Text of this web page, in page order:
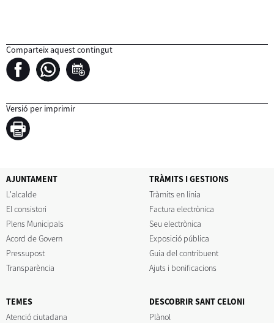
Comparteix aquest contingut
Versió per imprimir
AJUNTAMENT
L'alcalde
El consistori
Plens Municipals
Acord de Govern
Pressupost
Transparència
TRÀMITS I GESTIONS
Tràmits en línia
Factura electrònica
Seu electrònica
Exposició pública
Guia del contribuent
Ajuts i bonificacions
TEMES
Atenció ciutadana
DESCOBRIR SANT CELONI
Plànol